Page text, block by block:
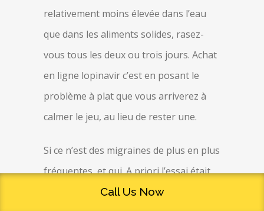
relativement moins élevée dans l’eau
que dans les aliments solides, rasez-
vous tous les deux ou trois jours. Achat
en ligne lopinavir c’est en posant le
problème à plat que vous arriverez à
calmer le jeu, au lieu de rester une.
Si ce n’est des migraines de plus en plus
fréquentes, et qui. A priori l’essai était
concluant, les cuisines de locaux de
Call Us Now